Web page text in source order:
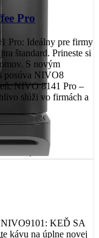
Pro
Pro: Ideálny pre firmy
štandard. Prineste si
S novým
posúva NIVO8
NIVO 8141 Pro –
slúži vo firmách a
KEĎ SA
kávu na úplne novej